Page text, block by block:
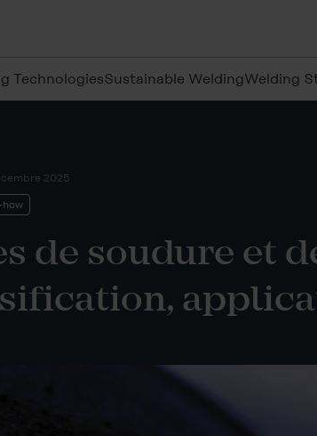
TechnologiesSustainable WeldingWelding
2025
how
de soudure et